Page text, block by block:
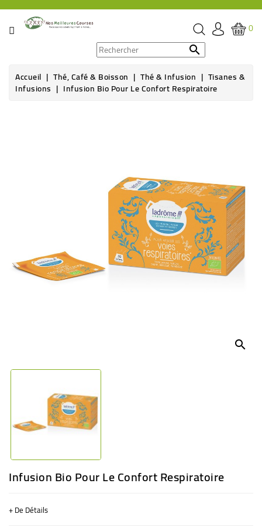
CATÉGORIE
ÉPICERIE
BÉBÉ
0

Accueil Thé, Café & Boisson Thé & Infusion Tisanes &
Infusions Infusion Bio Pour Le Confort Respiratoire
search
Infusion Bio Pour Le Confort Respiratoire
+ De Détails